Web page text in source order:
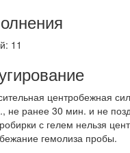
11
центробежная
не ранее 30 мин. и не
с гелем нельзя
гемолиза пробы.